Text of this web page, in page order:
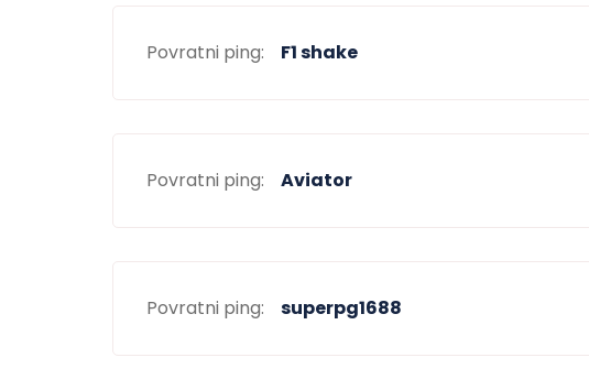
Povratni ping: F1 shake
Povratni ping: Aviator
Povratni ping: superpg1688